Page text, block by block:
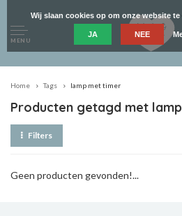
MENU
Home Tags lamp met timer
Producten getagd met
Filters
Geen producten gevonden!...
Wij slaan cookies op om onze website
JA NEE